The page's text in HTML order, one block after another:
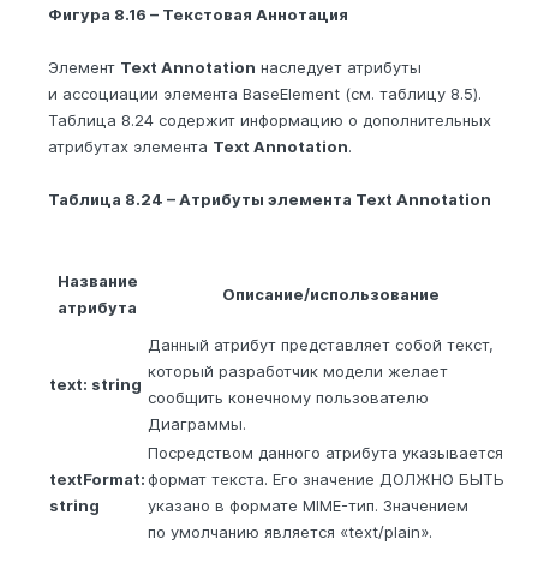
Фигура 8.16 – Текстовая Аннотация
Элемент Text Annotation наследует атрибуты
и ассоциации элемента BaseElement (см. таблицу 8.5).
Таблица 8.24 содержит информацию о дополнительных
атрибутах элемента Text Annotation.
Таблица 8.24 – Атрибуты элемента Text Annotation
Название
атрибута
Описание/использование
text: string
Данный атрибут представляет собой текст,
который разработчик модели желает
сообщить конечному пользователю
Диаграммы.
textFormat:
string
Посредством данного атрибута указывается
формат текста. Его значение ДОЛЖНО БЫТЬ
указано в формате MIME-тип. Значением
по умолчанию является «text/plain».